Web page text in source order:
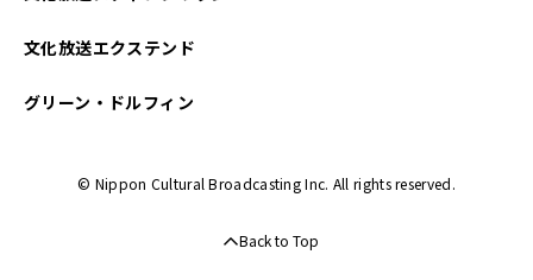
文化放送エクステンド
グリーン・ドルフィン
© Nippon Cultural Broadcasting Inc. All rights reserved.
Back to Top